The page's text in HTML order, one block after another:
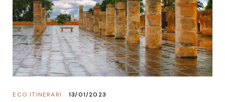
ECO ITINERARI 13/01/2023